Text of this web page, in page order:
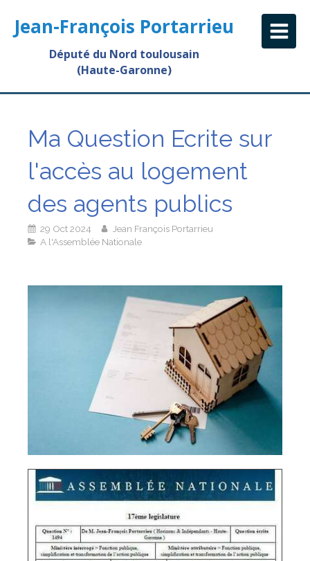
Jean-François Portarrieu
Député du Nord toulousain
(Haute-Garonne)
Ma Question Ecrite sur
l'accès au logement
des agents publics
29 Oct 2024
Jean François Portarrieu
A l'Assemblée Nationale